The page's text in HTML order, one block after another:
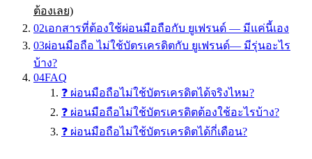
ต้องเลย)
02เอกสารที่ต้องใช้ผ่อนมือถือกับ ยูเฟรนด์ — มีแค่นี้เอง
03ผ่อนมือถือ ไม่ใช้บัตรเครดิตกับ ยูเฟรนด์— มีรุ่นอะไร
บ้าง?
04FAQ
❓ ผ่อนมือถือไม่ใช้บัตรเครดิตได้จริงไหม?
❓ ผ่อนมือถือไม่ใช้บัตรเครดิตต้องใช้อะไรบ้าง?
❓ ผ่อนมือถือไม่ใช้บัตรเครดิตได้กี่เดือน?